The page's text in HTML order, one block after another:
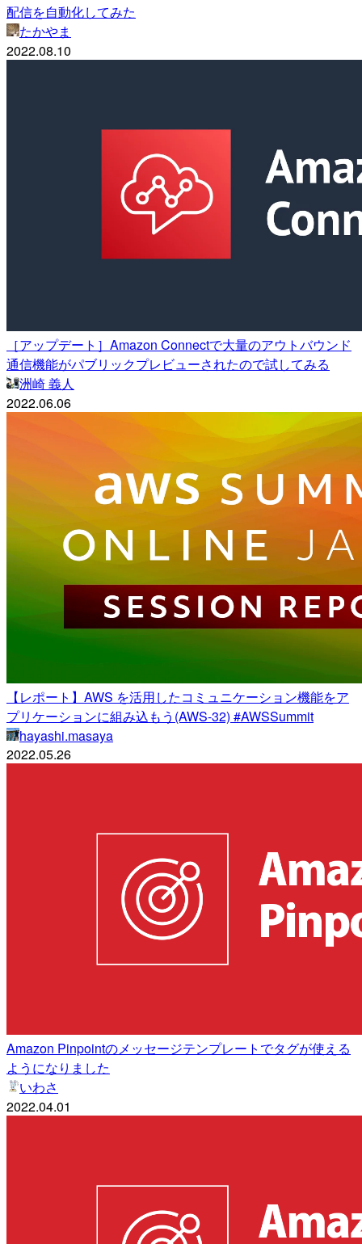
配信を自動化してみた
たかやま
2022.08.10
［アップデート］Amazon Connectで大量のアウトバウンド
通信機能がパブリックプレビューされたので試してみる
洲崎 義人
2022.06.06
【レポート】AWS を活用したコミュニケーション機能をア
プリケーションに組み込もう(AWS-32) #AWSSummit
hayashi.masaya
2022.05.26
Amazon Pinpointのメッセージテンプレートでタグが使える
ようになりました
いわさ
2022.04.01